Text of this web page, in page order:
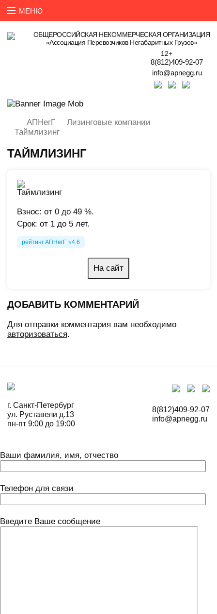
ОБЩЕРОССИЙСКАЯ НЕКОММЕРЧЕСКАЯ ОРГАНИЗАЦИЯ
«Ассоциация Перевозчиков Негабаритных Грузов»
12+
8(812)409-92-07
info@apnegg.ru
АПНегГ
Лизинговые компании
Таймлизинг
ТАЙМЛИЗИНГ
Взнос: от 0 до 49 %.
Срок: от 1 до 5 лет.
рейтинг АПНегГ ⭐4.6
На сайт
ДОБАВИТЬ КОММЕНТАРИЙ
Для отправки комментария вам необходимо
авторизоваться.
г. Санкт-Петербург
ул. Руставели д.13
пн-пт 9:00 до 19:00
8(812)409-92-07
info@apnegg.ru
Ваши фамилия, имя, отчество
Телефон для связи
Введите Ваше сообщение